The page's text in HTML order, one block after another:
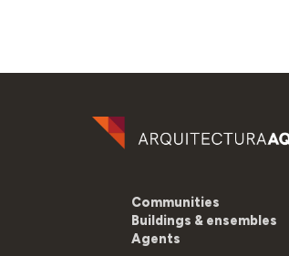
Communities
Buildings & ensembles
Agents